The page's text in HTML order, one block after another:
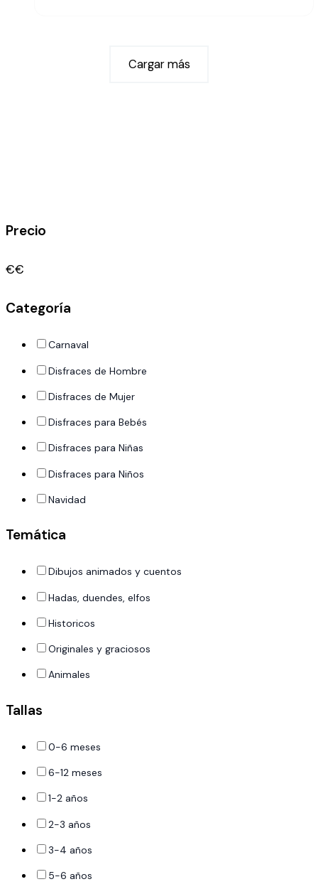
Precio
€€
Categoría
Carnaval
Disfraces de Hombre
Disfraces de Mujer
Disfraces para Bebés
Disfraces para Niñas
Disfraces para Niños
Navidad
Temática
Dibujos animados y cuentos
Hadas, duendes, elfos
Historicos
Originales y graciosos
Animales
Tallas
0-6 meses
6-12 meses
1-2 años
2-3 años
3-4 años
5-6 años
Cargar más